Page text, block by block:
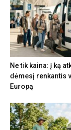
Ne tik kaina: į ką
dėmesį renkantis
Europą